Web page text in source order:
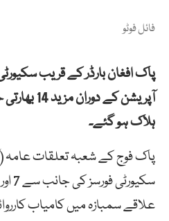
فائل فوٹو
پاک افغان بارڈر کے قریب
آپریشن کے
ہلاک ہو گئے۔
پاک فوج کے شعبہ تعلقات عامہ